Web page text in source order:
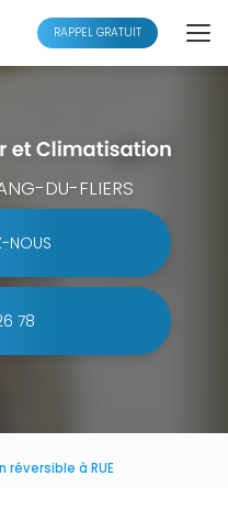
RAPPEL GRATUIT
DU-FLIERS
NOUS
78
à RUE